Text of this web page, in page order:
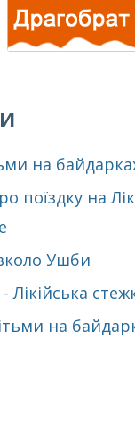
на
поїздку на
Ушби
Лікійська
на